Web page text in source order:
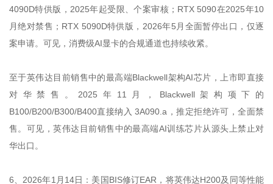
4090D特供版，2025年起受限、个案审核；RTX 5090在2025年10
月绝对禁售；RTX 5090D特供版，2026年5月全面暂停出口，仅逐
案申请。可见，消费级AI显卡的合规通道也持续收紧。
至于英伟达目前销售中的最高端Blackwell架构AI芯片，上市即直接
对华禁售。2025年11月，Blackwell架构项下的
B100/B200/B300/B400直接纳入 3A090.a，推定拒绝许可，全面禁
售。可见，英伟达目前销售中的最高端AI训练芯片从源头上禁止对
华出口。
6、2026年1月14日：美国BIS修订EAR，将英伟达H200及同等性能